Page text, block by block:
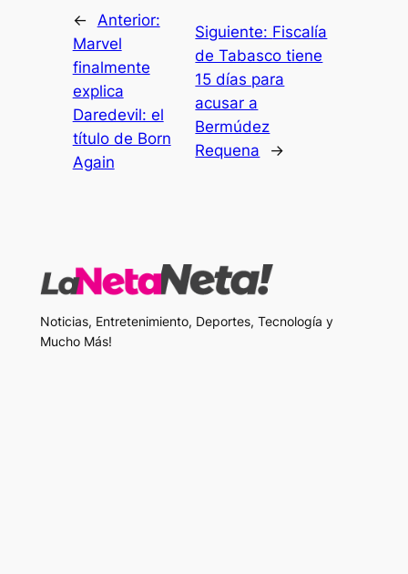
←
Anterior:
Marvel
finalmente
explica
Daredevil: el
título de Born
Again
Siguiente: Fiscalía
de Tabasco tiene
15 días para
acusar a
Bermúdez
Requena
→
Noticias, Entretenimiento, Deportes, Tecnología y
Mucho Más!